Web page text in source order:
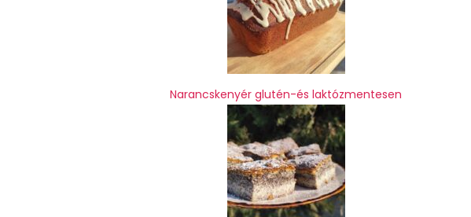
Narancskenyér glutén-és laktózmentesen